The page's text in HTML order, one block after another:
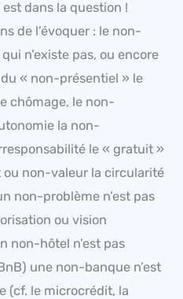
dans la question !
de l’évoquer : le non-
n’existe pas, ou encore
« non-présentiel » le
chômage, le non-
la non-
le « gratuit »
ou non-valeur la circularité
non-problème n’est pas
ou vision
non-hôtel n’est pas
une non-banque n’est
(cf. le microcrédit, la